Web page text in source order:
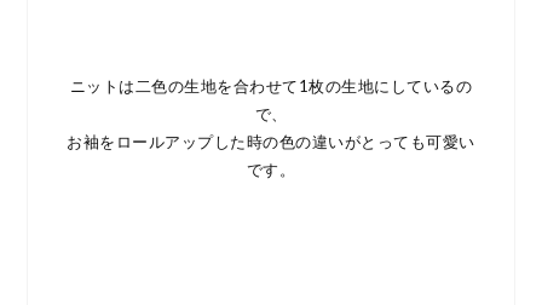
ニットは二色の生地を合わせて1枚の生地にしているの
で、
お袖をロールアップした時の色の違いがとっても可愛い
です。